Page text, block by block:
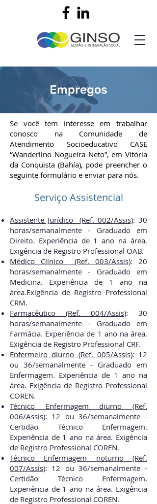
Empregos
Se você tem interesse em trabalhar
conosco na Comunidade de
Atendimento Socioeducativo CASE
“Wanderlino Nogueira Neto”, em Vitória
da Conquista (Bahía), pode preencher o
seguinte formulário e enviar para nós.
Serviço Assistencial
Assistente Jurídico (Ref. 002/Assis):30
horas/semanalmente - Graduado em
Direito. Experiência de 1 ano na área.
Exigência de Registro Professional OAB.
Médico Clínico (Ref. 003/Assis):20
horas/semanalmente - Graduado em
Medicina. Experiência de 1 ano na
área.Exigência de Registro Professional
CRM.
Farmacêutico
(Ref. 004/Assis): 30
horas/semanalmente - Graduado em
Farmácia. Experiência de 1 ano na área.
Exigência de Registro Professional CRF.
Enfermeiro diurno (Ref. 005/Assis): 12
ou 36/semanalmente - Graduado em
Enfermagem. Experiência de 1 ano na
área. Exigência de Registro Professional
COREN.
Técnico Enfermagem diurno (Ref.
006/Assis): 12 ou 36/semanalmente -
Certidão Técnico Enfermagem.
Experiência de 1 ano na área. Exigência
de Registro Professional COREN.
Técnico Enfermagem noturno
(Ref.
007/Assis): 12 ou 36/semanalmente -
Certidão Técnico Enfermagem.
Experiência de 1 ano na área. Exigência
de Registro Professional COREN.